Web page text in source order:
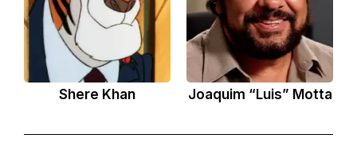
Shere Khan Joaquim “Luis” Motta